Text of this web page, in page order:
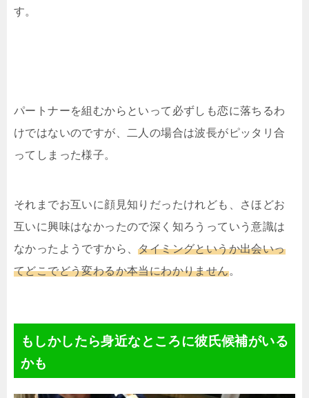
す。
パートナーを組むからといって必ずしも恋に落ちるわ
けではないのですが、二人の場合は波長がピッタリ合
ってしまった様子。
それまでお互いに顔見知りだったけれども、さほどお
互いに興味はなかったので深く知ろうっていう意識は
なかったようですから、タイミングというか出会いっ
てどこでどう変わるか本当にわかりません。
もしかしたら身近なところに彼氏候補がいる
かも